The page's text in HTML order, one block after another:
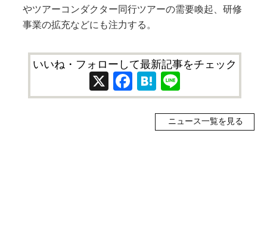
やツアーコンダクター同行ツアーの需要喚起、研修
事業の拡充などにも注力する。
いいね・フォローして最新記事をチェック
X Facebook
Hatena
ニュース一覧を見る